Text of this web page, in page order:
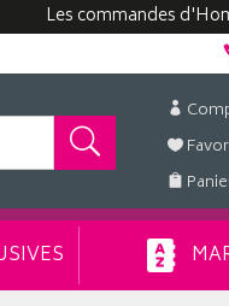
Les commandes